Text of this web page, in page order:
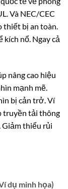
Và NEC/CEC
thiết bị an toàn.
kích nổ. Ngay cả
nâng cao hiệu
mạnh mẽ.
bị cản trở. Ví
truyền tải thông
Giảm thiểu rủi
dụ minh họa)